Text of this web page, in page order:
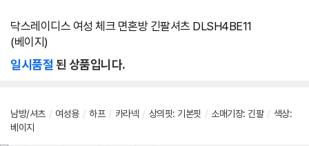
닥스레이디스 여성 체크 면혼방 긴팔셔츠 DLSH4BE11
(베이지)
일시품절 된 상품입니다.
남방/셔츠 / 여성용 / 하프 / 카라넥 / 상의핏: 기본핏 / 소매기장: 긴팔 / 색상:
베이지